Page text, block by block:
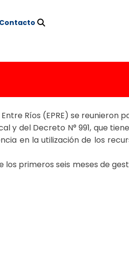
Contacto
Ríos (EPRE) se reunieron
y del Decreto N° 991, que
en la utilización de los
primeros seis meses de